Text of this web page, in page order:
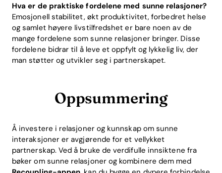
Hva er de praktiske fordelene med sunne relasjoner?
Emosjonell stabilitet, økt produktivitet, forbedret helse
og samlet høyere livstilfredshet er bare noen av de
mange fordelene som sunne relasjoner bringer. Disse
fordelene bidrar til å leve et oppfylt og lykkelig liv, der
man støtter og utvikler seg i partnerskapet.
Oppsummering
Å investere i relasjoner og kunnskap om sunne
interaksjoner er avgjørende for et vellykket
partnerskap. Ved å bruke de verdifulle innsiktene fra
bøker om sunne relasjoner og kombinere dem med